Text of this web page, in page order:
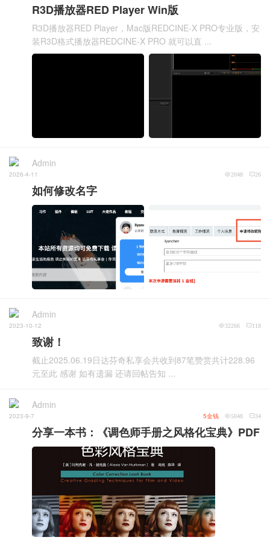
R3D播放器RED Player Win版
R3D播放器RED Player，Mac版REDCINE-X PRO专业版，安
装R3D格式播放器REDCINE-X PRO 就可以直 ...
Admin
2026-4-11 26
2048
如何修改名字
Admin
2023-10-12 118
32266
致谢！
截止2025.06.19日达芬奇私享会共收到87笔赞赏共计228.96
元至此 感谢 如有遗漏 还请回帖告知 ...
Admin
2023-9-7 34
5048
5金钱
分享一本书：《调色师手册之风格化宝典》PDF